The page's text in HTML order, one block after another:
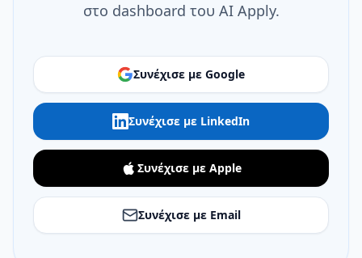
στο dashboard του AI Apply.
Συνέχισε με Google
Συνέχισε με LinkedIn
Συνέχισε με Apple
Συνέχισε με Email